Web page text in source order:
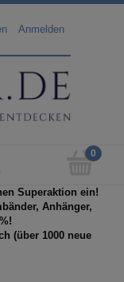
Anmelden
Superaktion ein!
Anhänger,
(über 1000 neue